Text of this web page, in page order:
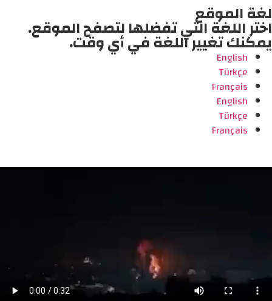
لغة الموقع
اختر اللغة التي تفضلها لتصفح الموقع.
يمكنك تغيير اللغة في أي وقت.
English
Türkçe
Français
English
Türkçe
Français